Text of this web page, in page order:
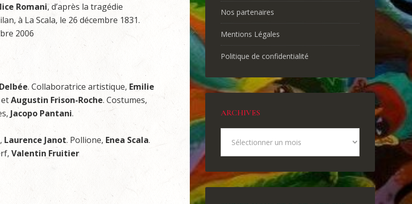
Romani, d’après la tragédie
à La Scala, le 26 décembre 1831.
2006
. Collaboratrice artistique, Emilie
etAugustin Frison-Roche. Costumes,
Jacopo Pantani.
Laurence Janot. Pollione, Enea Scala.
Valentin Fruitier
Nos partenaires
Mentions Légales
Politique de confidentialité
ARCHIVES